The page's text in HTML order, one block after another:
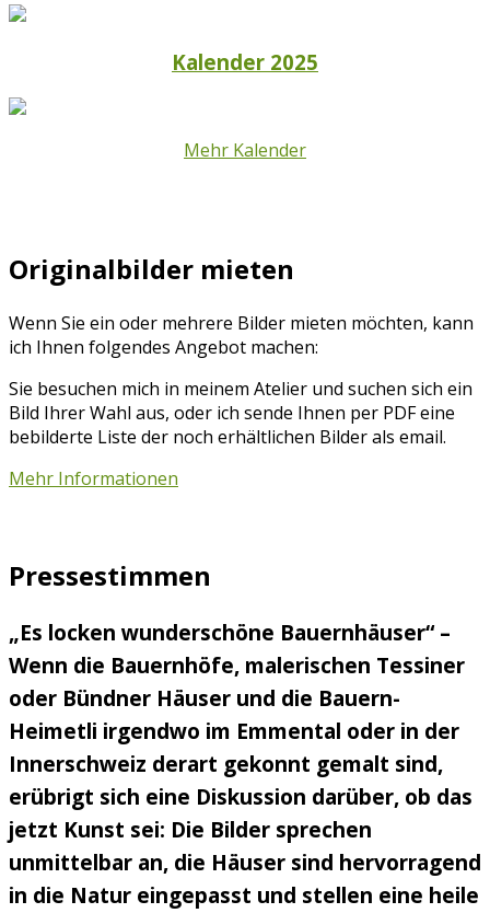
Kalender 2025
Mehr Kalender
Originalbilder mieten
Wenn Sie ein oder mehrere Bilder mieten möchten, kann
ich Ihnen folgendes Angebot machen:
Sie besuchen mich in meinem Atelier und suchen sich ein
Bild Ihrer Wahl aus, oder ich sende Ihnen per PDF eine
bebilderte Liste der noch erhältlichen Bilder als email.
Mehr Informationen
Pressestimmen
„Es locken wunderschöne Bauernhäuser“ –
Wenn die Bauernhöfe, malerischen Tessiner
oder Bündner Häuser und die Bauern-
Heimetli irgendwo im Emmental oder in der
Innerschweiz derart gekonnt gemalt sind,
erübrigt sich eine Diskussion darüber, ob das
jetzt Kunst sei: Die Bilder sprechen
unmittelbar an, die Häuser sind hervorragend
in die Natur eingepasst und stellen eine heile